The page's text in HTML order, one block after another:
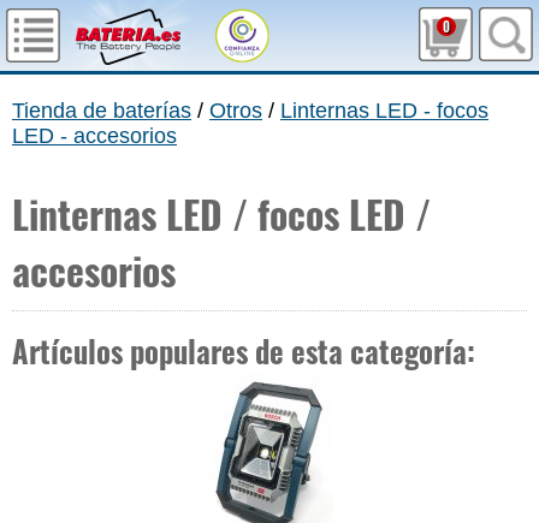
0
Tienda de baterías / Otros / Linternas LED - focos
LED - accesorios
Linternas LED / focos LED /
accesorios
Artículos populares de esta categoría: